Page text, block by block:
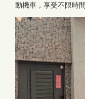
動機車，享受不限時